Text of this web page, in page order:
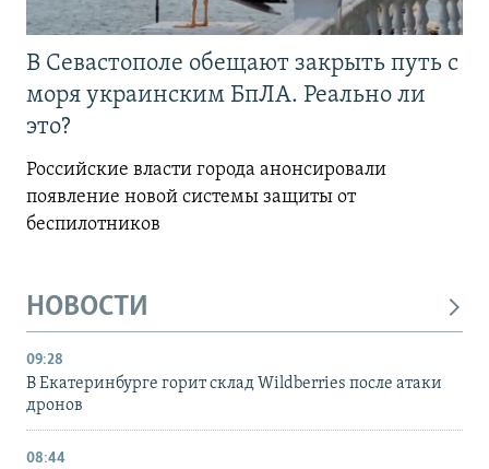
В Севастополе обещают закрыть путь с
моря украинским БпЛА. Реально ли
это?
Российские власти города анонсировали
появление новой системы защиты от
беспилотников
НОВОСТИ
09:28
В Екатеринбурге горит склад Wildberries после атаки
дронов
08:44